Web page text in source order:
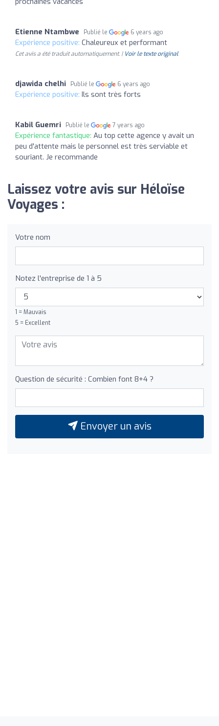
Etienne Ntambwe Publié le 6 years ago
Expérience positive: Chaleureux et performant
Cet avis a été traduit automatiquement. | Voir le texte original
djawida chelhi Publié le 6 years ago
Expérience positive: Ils sont très forts
Kabil Guemri Publié le 7 years ago
Expérience fantastique: Au top cette agence y avait un
peu d'attente mais le personnel est très serviable et
souriant. Je recommande
Laissez votre avis sur Héloïse
Voyages :
Votre nom
Notez l'entreprise de 1 à 5
1 = Mauvais
5 = Excellent
Question de sécurité : Combien font 8+4 ?
Envoyer un avis